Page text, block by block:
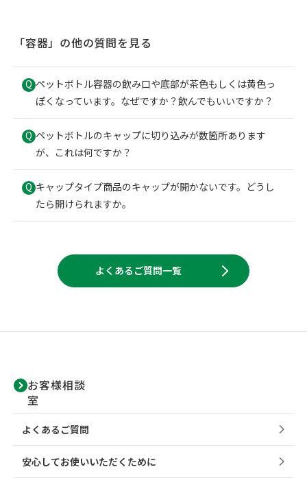
「容器」の他の質問を見る
Q ペットボトル容器の飲み口や底部が茶色もしくは黄色っ
ぽくなっています。なぜですか？飲んでもいいですか？
Q ペットボトルのキャップに切り込みが数箇所あります
が、これは何ですか？
Q キャップタイプ商品のキャップが開かないです。どうし
たら開けられますか。
よくあるご質問一覧
お客様相談
室
よくあるご質問
安心してお使いいただくために